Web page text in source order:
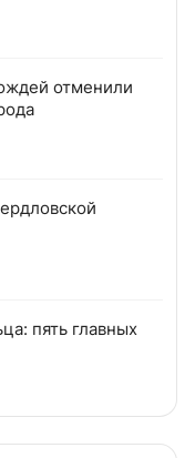
отменили
пять главных